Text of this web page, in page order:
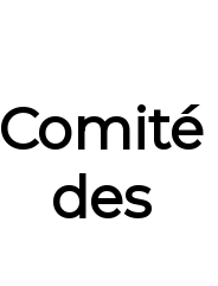
Comité
des